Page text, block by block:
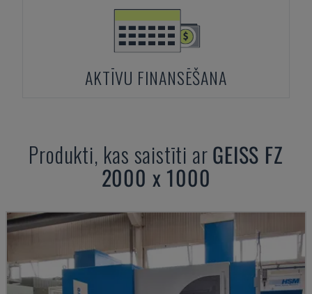
AKTĪVU FINANSĒŠANA
Produkti, kas saistīti arGEISS FZ
2000 x 1000